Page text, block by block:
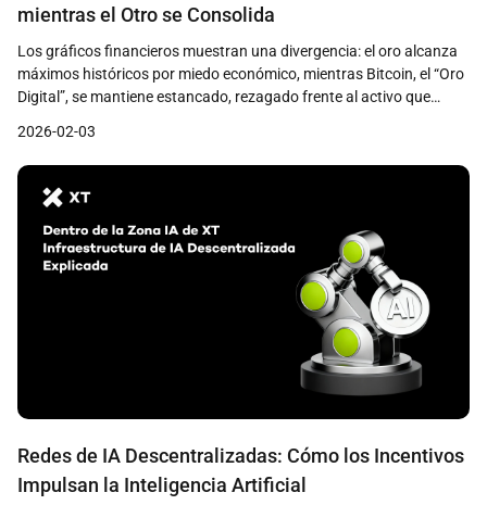
mientras el Otro se Consolida
Los gráficos financieros muestran una divergencia: el oro alcanza
máximos históricos por miedo económico, mientras Bitcoin, el “Oro
Digital”, se mantiene estancado, rezagado frente al activo que
2026-02-03
Redes de IA Descentralizadas: Cómo los Incentivos
Impulsan la Inteligencia Artificial